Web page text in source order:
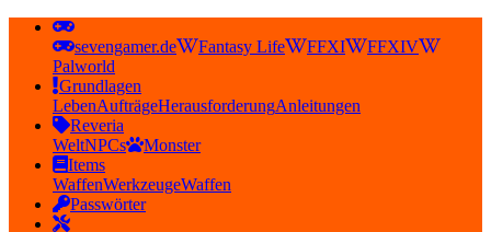
sevengamer.de Fantasy Life FFXI
FFXIV
Palworld
Grundlagen
LebenAufträgeHerausforderungAnleitungen
Reveria
WeltNPCs
Monster
Items
WaffenWerkzeugeWaffen
Passwörter